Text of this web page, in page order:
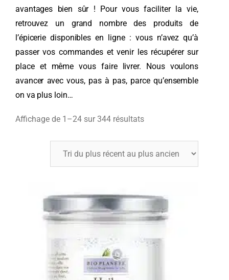
avantages bien sûr ! Pour vous faciliter la vie,
retrouvez un grand nombre des produits de
l’épicerie disponibles en ligne : vous n’avez qu’à
passer vos commandes et venir les récupérer sur
place et même vous faire livrer. Nous voulons
avancer avec vous, pas à pas, parce qu’ensemble
on va plus loin…
Affichage de 1–24 sur 344 résultats